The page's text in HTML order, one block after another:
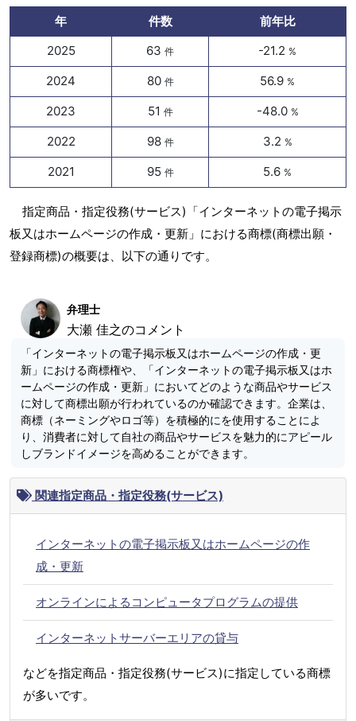
年 件数
前年比
2025
63 件 -21.2 %
2024 80 件 56.9 %
2023 51 件 -48.0 %
2022 98 件 3.2 %
2021 95 件 5.6 %
指定商品・指定役務(サービス)「インターネットの電子掲示
板又はホームページの作成・更新」における商標(商標出願・
登録商標)の概要は、以下の通りです。
弁理士
大瀬 佳之のコメント
「インターネットの電子掲示板又はホームページの作成・更
新」における商標権や、「インターネットの電子掲示板又はホ
ームページの作成・更新」においてどのような商品やサービス
に対して商標出願が行われているのか確認できます。企業は、
商標（ネーミングやロゴ等）を積極的にを使用することによ
り、消費者に対して自社の商品やサービスを魅力的にアピール
しブランドイメージを高めることができます。
関連指定商品・指定役務(サービス)
インターネットの電子掲示板又はホームページの作
成・更新
オンラインによるコンピュータプログラムの提供
インターネットサーバーエリアの貸与
などを指定商品・指定役務(サービス)に指定している商標
が多いです。